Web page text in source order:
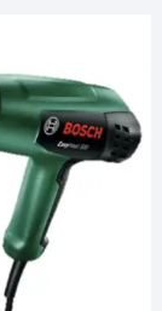
Cómo llegar